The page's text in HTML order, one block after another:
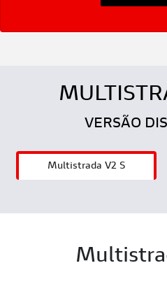
VERSÃO
Multistrada V2 S